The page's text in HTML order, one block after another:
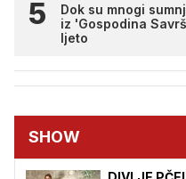
Dok su mnogi
iz 'Gospodina
ljeto
SHOW